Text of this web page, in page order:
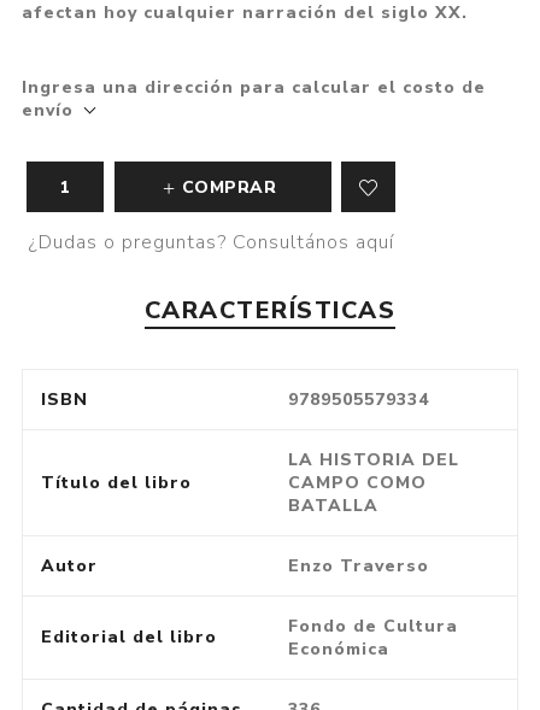
afectan hoy cualquier narración del siglo XX.
Ingresa una dirección para calcular el costo de
envío
COMPRAR
¿Dudas o preguntas? Consultános aquí
CARACTERÍSTICAS
ISBN 9789505579334
Título del libro
LA HISTORIA DEL
CAMPO COMO
BATALLA
Autor Enzo Traverso
Editorial del libro
Fondo de Cultura
Económica